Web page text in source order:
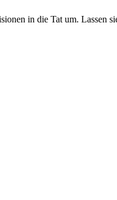
in die Tat um. Lassen